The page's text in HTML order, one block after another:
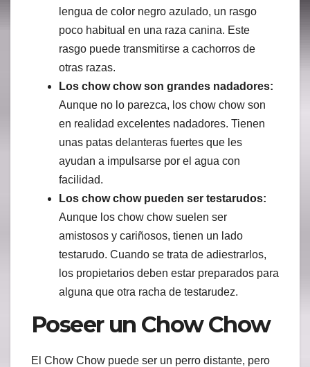
lengua de color negro azulado, un rasgo
poco habitual en una raza canina. Este
rasgo puede transmitirse a cachorros de
otras razas.
Los chow chow son grandes nadadores:
Aunque no lo parezca, los chow chow son
en realidad excelentes nadadores. Tienen
unas patas delanteras fuertes que les
ayudan a impulsarse por el agua con
facilidad.
Los chow chow pueden ser testarudos:
Aunque los chow chow suelen ser
amistosos y cariñosos, tienen un lado
testarudo. Cuando se trata de adiestrarlos,
los propietarios deben estar preparados para
alguna que otra racha de testarudez.
Poseer un Chow Chow
El Chow Chow puede ser un perro distante, pero